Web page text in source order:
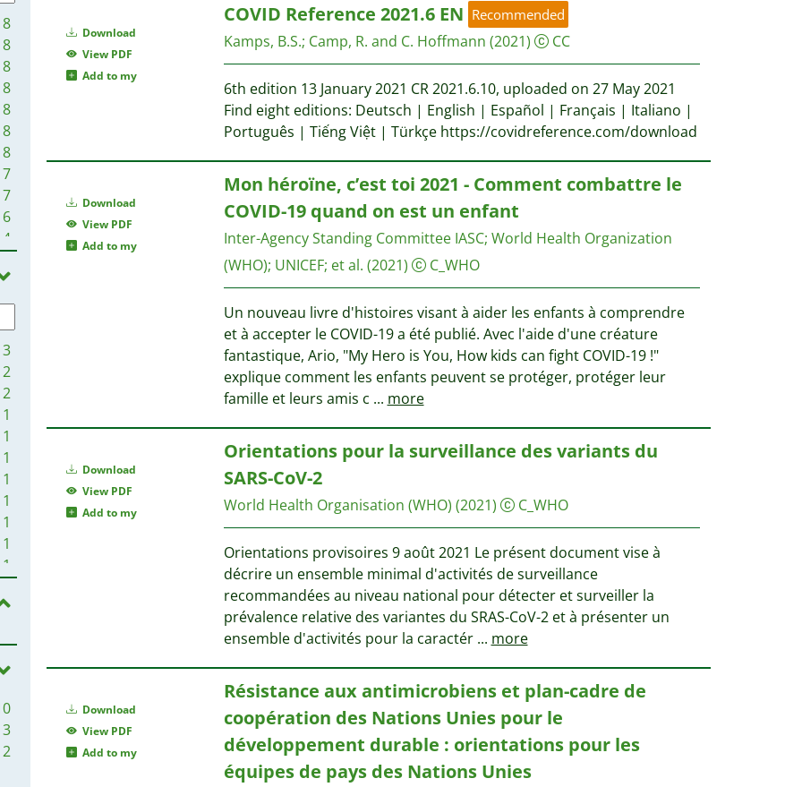
8
8
8
8
8
8
8
7
7
6
4
4
4
3
3
2
2
1
1
1
1
1
1
1
1
1
3
2
2
1
1
1
1
1
1
1
1
1
1
1
1
3
2
Download
View PDF
Add to my
COVID Reference 2021.6 EN Recommended
Kamps, B.S.; Camp, R. and C. Hoffmann (2021) CC
6th edition 13 January 2021 CR 2021.6.10, uploaded on 27 May 2021
Find eight editions: Deutsch | English | Español | Français | Italiano |
Português | Tiếng Việt | Türkçe https://covidreference.com/download
Download
View PDF
Add to my
Mon héroïne, c’est toi 2021 - Comment combattre le
COVID-19 quand on est un enfant
Inter-Agency Standing Committee IASC; World Health Organization
(WHO); UNICEF; et al. (2021) C_WHO
Un nouveau livre d'histoires visant à aider les enfants à comprendre
et à accepter le COVID-19 a été publié. Avec l'aide d'une créature
fantastique, Ario, "My Hero is You, How kids can fight COVID-19 !"
explique comment les enfants peuvent se protéger, protéger leur
famille et leurs amis c ... more
Download
View PDF
Add to my
Orientations pour la surveillance des variants du
SARS-CoV-2
World Health Organisation (WHO) (2021) C_WHO
Orientations provisoires 9 août 2021 Le présent document vise à
décrire un ensemble minimal d'activités de surveillance
recommandées au niveau national pour détecter et surveiller la
prévalence relative des variantes du SRAS-CoV-2 et à présenter un
ensemble d'activités pour la caractér ... more
Download
View PDF
Add to my
Résistance aux antimicrobiens et plan-cadre de
coopération des Nations Unies pour le
développement durable : orientations pour les
équipes de pays des Nations Unies